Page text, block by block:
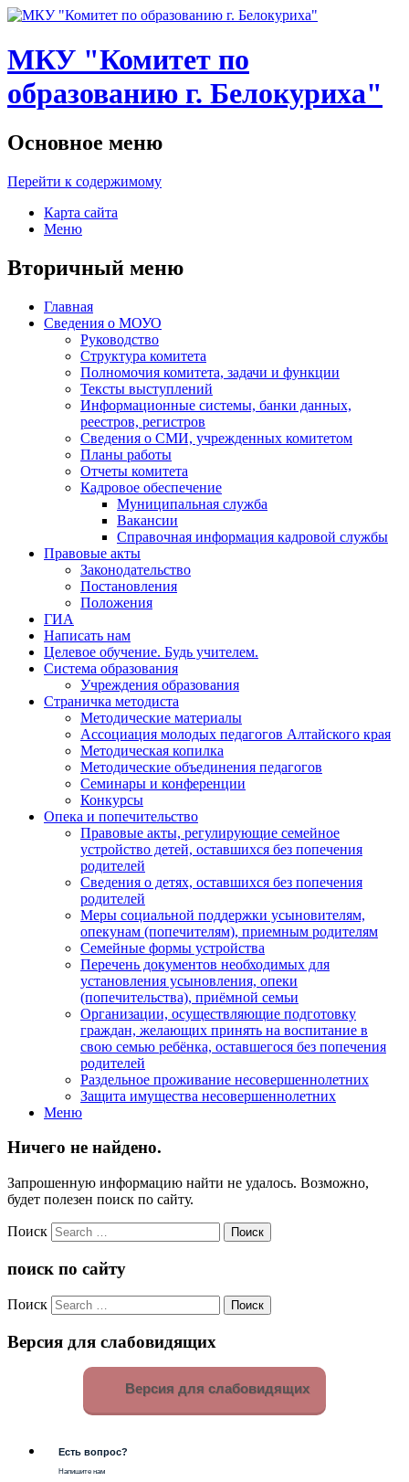
МКУ "Комитет по
образованию г. Белокуриха"
Основное меню
Перейти к содержимому
Карта сайта
Меню
Вторичный меню
Главная
Сведения о МОУО
Руководство
Структура комитета
Полномочия комитета, задачи и функции
Тексты выступлений
Информационные системы, банки данных,
реестров, регистров
Сведения о СМИ, учрежденных комитетом
Планы работы
Отчеты комитета
Кадровое обеспечение
Муниципальная служба
Вакансии
Справочная информация кадровой службы
Правовые акты
Законодательство
Постановления
Положения
ГИА
Написать нам
Целевое обучение. Будь учителем.
Система образования
Учреждения образования
Страничка методиста
Методические материалы
Ассоциация молодых педагогов Алтайского края
Методическая копилка
Методические объединения педагогов
Семинары и конференции
Конкурсы
Опека и попечительство
Правовые акты, регулирующие семейное
устройство детей, оставшихся без попечения
родителей
Сведения о детях, оставшихся без попечения
родителей
Меры социальной поддержки усыновителям,
опекунам (попечителям), приемным родителям
Семейные формы устройства
Перечень документов необходимых для
установления усыновления, опеки
(попечительства), приёмной семьи
Организации, осуществляющие подготовку
граждан, желающих принять на воспитание в
свою семью ребёнка, оставшегося без попечения
родителей
Раздельное проживание несовершеннолетних
Защита имущества несовершеннолетних
Меню
Ничего не найдено.
Запрошенную информацию найти не удалось. Возможно,
будет полезен поиск по сайту.
Поиск
поиск по сайту
Поиск
Версия для слабовидящих
Версия для слабовидящих
Есть вопрос?
Напишите нам